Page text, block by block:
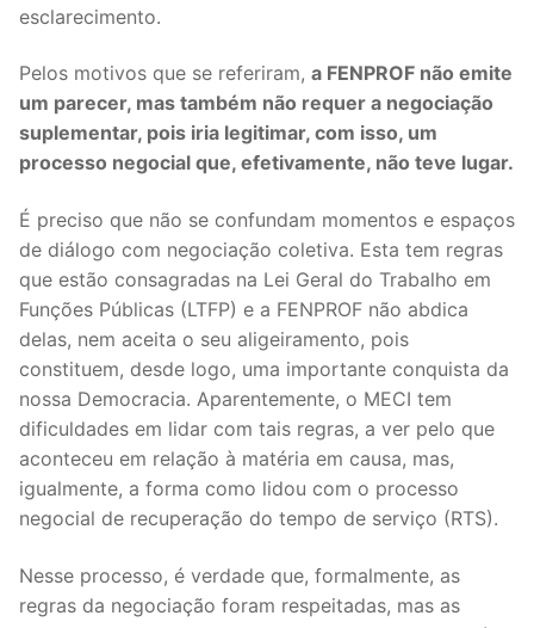
Revista Intervir
Contactos
esclarecimento.
Pelos motivos que se referiram, a FENPROF não emite
um parecer, mas também não requer a negociação
suplementar, pois iria legitimar, com isso, um
processo negocial que, efetivamente, não teve lugar.
É preciso que não se confundam momentos e espaços
de diálogo com negociação coletiva. Esta tem regras
que estão consagradas na Lei Geral do Trabalho em
Funções Públicas (LTFP) e a FENPROF não abdica
delas, nem aceita o seu aligeiramento, pois
constituem, desde logo, uma importante conquista da
nossa Democracia. Aparentemente, o MECI tem
dificuldades em lidar com tais regras, a ver pelo que
aconteceu em relação à matéria em causa, mas,
igualmente, a forma como lidou com o processo
negocial de recuperação do tempo de serviço (RTS).
Nesse processo, é verdade que, formalmente, as
regras da negociação foram respeitadas, mas as